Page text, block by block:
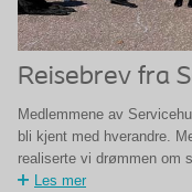
Reisebrev fra
Medlemmene av
bli kjent med hverandre.
realiserte vi drømmen om
Les mer